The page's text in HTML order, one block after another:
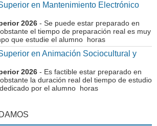
en Mantenimiento Electrónico
2026 - Se puede estar preparado en
el tiempo de preparación real es muy
que estudie el alumno horas
en Animación Sociocultural y
2026 - Es factible estar preparado en
la duración real del tiempo de estudio
por el alumno horas